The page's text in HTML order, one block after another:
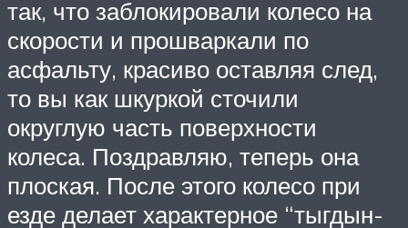
так, что заблокировали колесо на
скорости и прошваркали по
асфальту, красиво оставляя след,
то вы как шкуркой сточили
округлую часть поверхности
колеса. Поздравляю, теперь она
плоская. После этого колесо при
езде делает характерное “тыгдын-